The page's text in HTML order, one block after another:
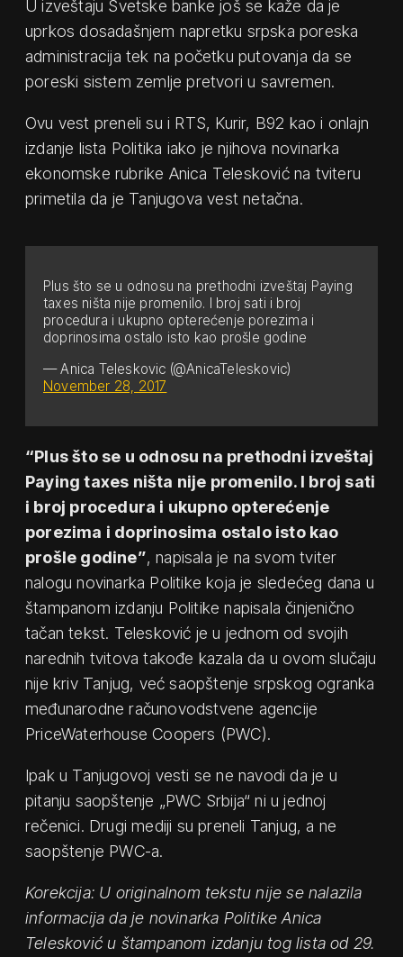
U izveštaju Svetske banke još se kaže da je
uprkos dosadašnjem napretku srpska poreska
administracija tek na početku putovanja da se
poreski sistem zemlje pretvori u savremen.
Ovu vest preneli su i RTS, Kurir, B92 kao i onlajn
izdanje lista Politika iako je njihova novinarka
ekonomske rubrike Anica Telesković na tviteru
primetila da je Tanjugova vest netačna.
Plus što se u odnosu na prethodni izveštaj Paying
taxes ništa nije promenilo. I broj sati i broj
procedura i ukupno opterećenje porezima i
doprinosima ostalo isto kao prošle godine
— Anica Teleskovic (@AnicaTeleskovic)
November 28, 2017
“Plus što se u odnosu na prethodni izveštaj
Paying taxes ništa nije promenilo. I broj sati
i broj procedura i ukupno opterećenje
porezima i doprinosima ostalo isto kao
prošle godine”, napisala je na svom tviter
nalogu novinarka Politike koja je sledećeg dana u
štampanom izdanju Politike napisala činjenično
tačan tekst. Telesković je u jednom od svojih
narednih tvitova takođe kazala da u ovom slučaju
nije kriv Tanjug, već saopštenje srpskog ogranka
međunarodne računovodstvene agencije
PriceWaterhouse Coopers (PWC).
Ipak u Tanjugovoj vesti se ne navodi da je u
pitanju saopštenje „PWC Srbija“ ni u jednoj
rečenici. Drugi mediji su preneli Tanjug, a ne
saopštenje PWC-a.
Korekcija: U originalnom tekstu nije se nalazila
informacija da je novinarka Politike Anica
Telesković u štampanom izdanju tog lista od 29.